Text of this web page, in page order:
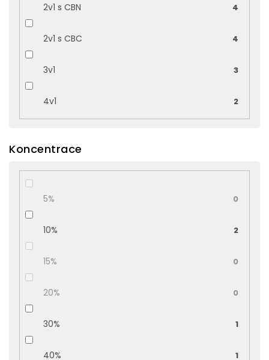
2v1 s CBN 4
2v1 s CBC 4
3v1 3
4v1 2
Koncentrace
5% 0
10% 2
15% 0
20% 0
30% 1
40% 1